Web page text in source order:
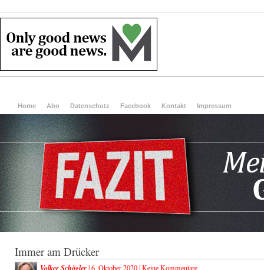
Home Abo Datenschutz Facebook Kontakt Impressum
Immer am Drücker
Volker Schögler| 6. Oktober 2020 |Keine Kommentare